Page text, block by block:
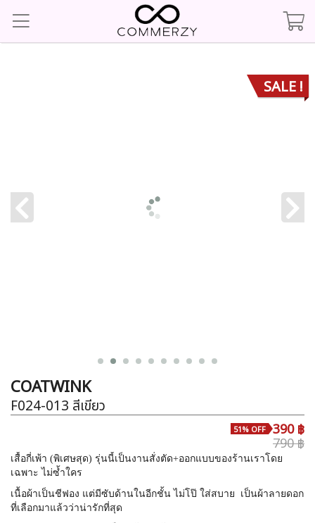
SALE !
COATWINK
F024-013 สีเขียว
790 ฿
390 ฿
51% OFF
เสื้อกี่เพ้า (พิเศษสุด) รุ่นนี้เป็นงานสั่งตัด+ออกแบบของร้านเราโดย
เฉพาะ ไม่ซ้ำใคร
เนื้อผ้าเป็นชีฟอง แต่มีซับด้านในอีกชั้น ไม่โป๊ ใส่สบาย เป็นผ้าลายดอก
ที่เลือกมาแล้วว่าน่ารักที่สุด